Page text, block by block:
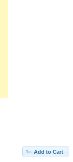
Add to Cart